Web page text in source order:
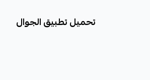
تحميل تطبيق الجوال